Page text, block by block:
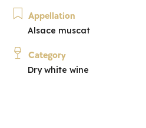
Appellation
Alsace muscat
Category
Dry white wine